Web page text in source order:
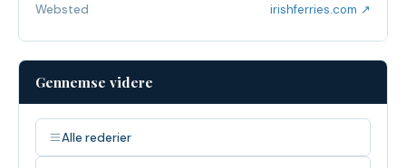
Websted irishferries.com ↗
Gennemse videre
Alle rederier